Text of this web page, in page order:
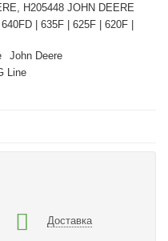
H205448 JOHN DEERE
| 635F | 625F | 620F |
John Deere
Line
Доставка